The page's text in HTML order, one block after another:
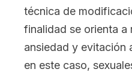
técnica de
finalidad se orienta a
ansiedad y evitación
en este caso,